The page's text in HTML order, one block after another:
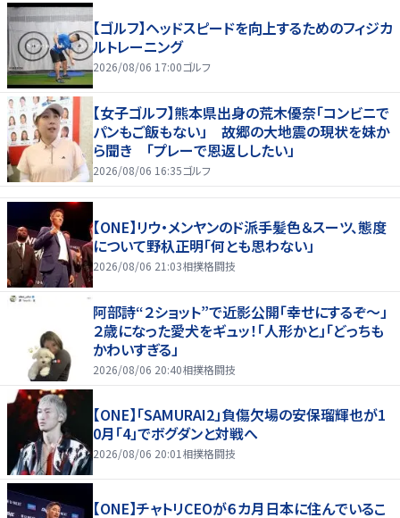
【ゴルフ】ヘッドスピードを向上するためのフィジカ
ルトレーニング
2026/08/06 17:00ゴルフ
【女子ゴルフ】熊本県出身の荒木優奈「コンビニで
パンもご飯もない」 故郷の大地震の現状を妹か
ら聞き 「プレーで恩返ししたい」
2026/08/06 16:35ゴルフ
【ONE】リウ・メンヤンのド派手髪色＆スーツ、態度
について野杁正明「何とも思わない」
2026/08/06 21:03相撲格闘技
阿部詩“２ショット”で近影公開「幸せにするぞ〜」
２歳になった愛犬をギュッ！「人形かと」「どっちも
かわいすぎる」
2026/08/06 20:40相撲格闘技
【ONE】「SAMURAI2」負傷欠場の安保瑠輝也が1
0月「4」でボグダンと対戦へ
2026/08/06 20:01 相撲格闘技
【ONE】チャトリCEOが６カ月日本に住んでいるこ